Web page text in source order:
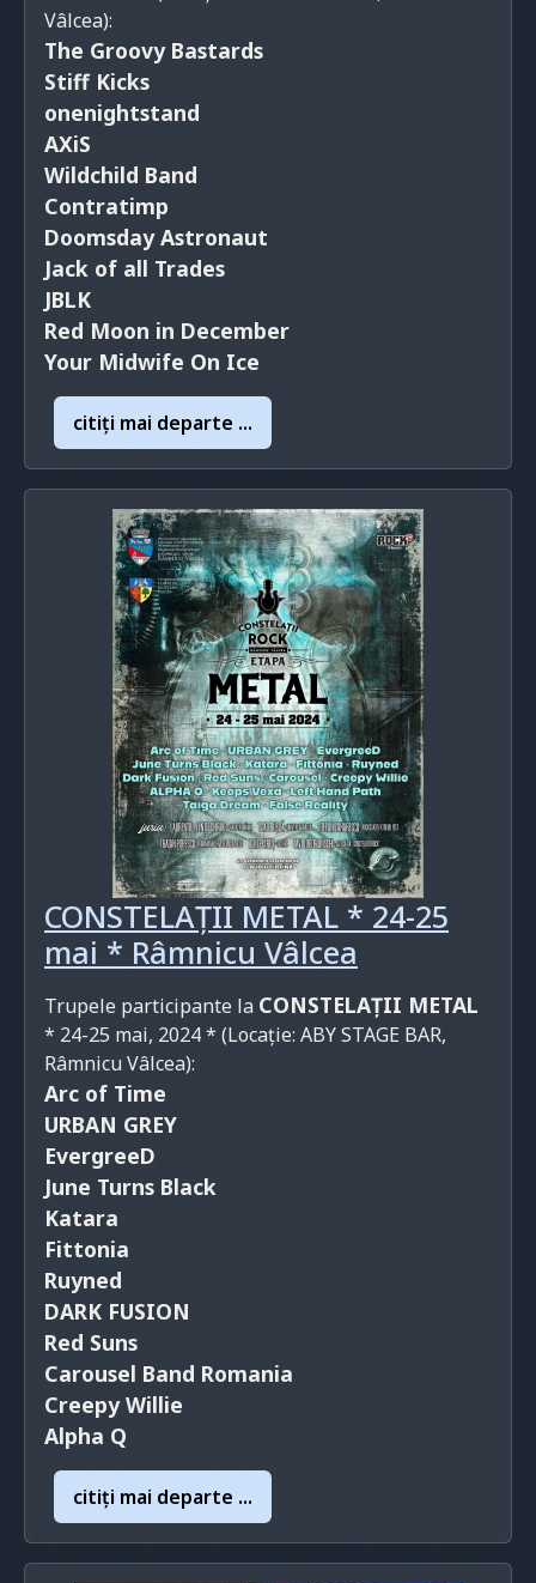
Vâlcea):
The Groovy Bastards
Stiff Kicks
onenightstand
AXiS
Wildchild Band
Contratimp
Doomsday Astronaut
Jack of all Trades
JBLK
Red Moon in December
Your Midwife On Ice
citiţi mai departe ...
CONSTELAȚII METAL * 24-25
mai * Râmnicu Vâlcea
Trupele participante la CONSTELAȚII METAL
* 24-25 mai, 2024 * (Locație: ABY STAGE BAR,
Râmnicu Vâlcea):
Arc of Time
URBAN GREY
EvergreeD
June Turns Black
Katara
Fittonia
Ruyned
DARK FUSION
Red Suns
Carousel Band Romania
Creepy Willie
Alpha Q
citiţi mai departe ...